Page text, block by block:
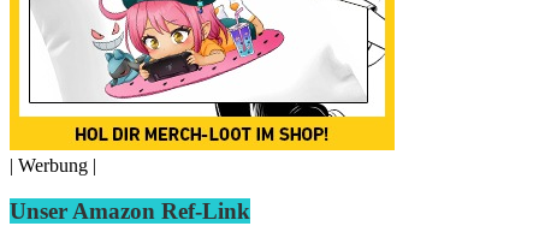
| Werbung |
Unser Amazon Ref-Link